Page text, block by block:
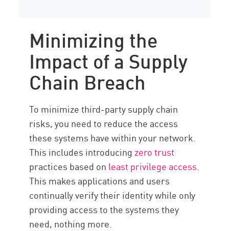
Minimizing the
Impact of a Supply
Chain Breach
To minimize third-party supply chain
risks, you need to reduce the access
these systems have within your network.
This includes introducing zero trust
practices based on least privilege access.
This makes applications and users
continually verify their identity while only
providing access to the systems they
need, nothing more.